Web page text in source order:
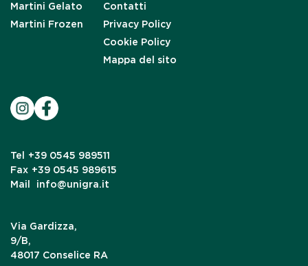
Martini Gelato
Martini Frozen
Contatti
Privacy Policy
Cookie Policy
Mappa del sito
Tel
+39 0545 989511
Fax +39 0545 989615
Mail
info@unigra.it
Via Gardizza,
9/B,
48017 Conselice RA